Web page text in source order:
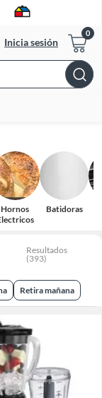
Inicia sesión
Hornos
Batidoras
Resultados
(393)
Retira mañana